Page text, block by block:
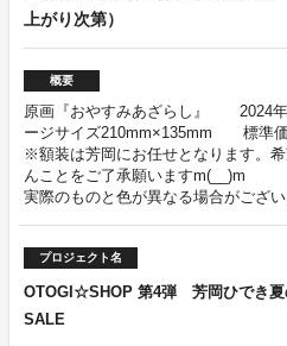
上がり次第）
概要
原画『おやすみあざらし』 2024
ージサイズ210mm×135mm 標準
※額装は芳岡にお任せとなります。
んことをご了承願いますm(__)m
実際のものと色が異なる場合がござい
プロジェクト名
OTOGI☆SHOP 第4弾 芳岡ひでき夏
SALE